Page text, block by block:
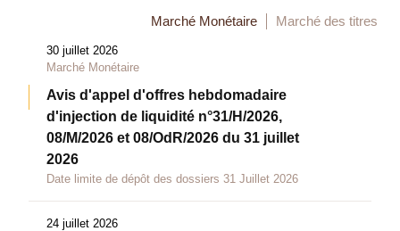
Marché Monétaire Marché des titres
30 juillet 2026
Marché Monétaire
Avis d'appel d'offres hebdomadaire
d'injection de liquidité n°31/H/2026,
08/M/2026 et 08/OdR/2026 du 31 juillet
2026
Date limite de dépôt des dossiers 31 Juillet 2026
24 juillet 2026